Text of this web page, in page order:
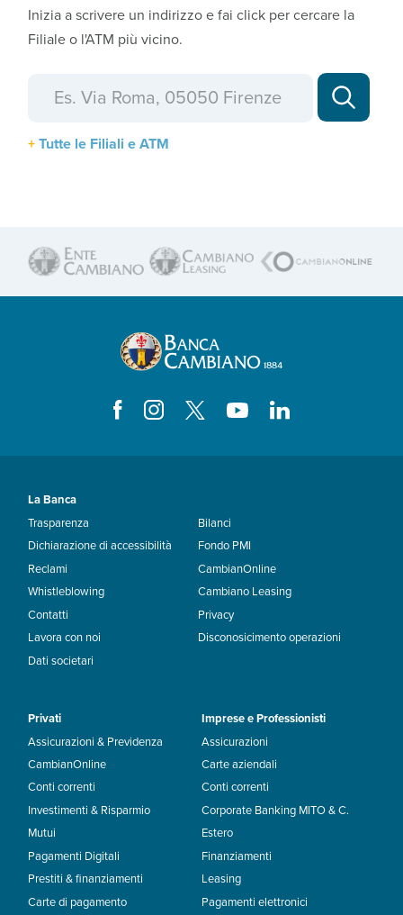
Inizia a scrivere un indirizzo e fai click per cercare la
Filiale o l'ATM più vicino.
Tutte le Filiali e ATM
La Banca
Trasparenza
Dichiarazione di accessibilità
Reclami
Whistleblowing
Contatti
Lavora con noi
Dati societari
Bilanci
Fondo PMI
CambianOnline
Cambiano Leasing
Privacy
Disconosicimento operazioni
Privati
Assicurazioni & Previdenza
CambianOnline
Conti correnti
Investimenti & Risparmio
Mutui
Pagamenti Digitali
Prestiti & finanziamenti
Carte di pagamento
Imprese e Professionisti
Assicurazioni
Carte aziendali
Conti correnti
Corporate Banking MITO & C.
Estero
Finanziamenti
Leasing
Pagamenti elettronici